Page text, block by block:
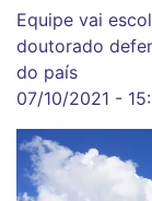
Equipe vai
doutorado
do país
07/10/2021 -